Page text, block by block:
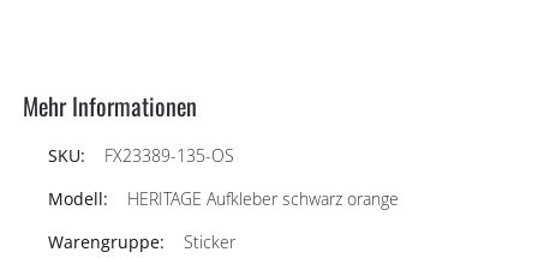
Mehr Informationen
FX23389-135-OS
HERITAGE Aufkleber schwarz orange
Sticker